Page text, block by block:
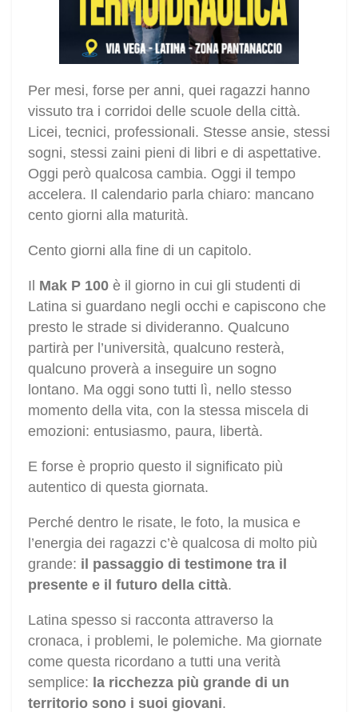
Per mesi, forse per anni, quei ragazzi hanno
vissuto tra i corridoi delle scuole della città.
Licei, tecnici, professionali. Stesse ansie, stessi
sogni, stessi zaini pieni di libri e di aspettative.
Oggi però qualcosa cambia. Oggi il tempo
accelera. Il calendario parla chiaro: mancano
cento giorni alla maturità.
Cento giorni alla fine di un capitolo.
Il Mak P 100 è il giorno in cui gli studenti di
Latina si guardano negli occhi e capiscono che
presto le strade si divideranno. Qualcuno
partirà per l’università, qualcuno resterà,
qualcuno proverà a inseguire un sogno
lontano. Ma oggi sono tutti lì, nello stesso
momento della vita, con la stessa miscela di
emozioni: entusiasmo, paura, libertà.
E forse è proprio questo il significato più
autentico di questa giornata.
Perché dentro le risate, le foto, la musica e
l’energia dei ragazzi c’è qualcosa di molto più
grande: il passaggio di testimone tra il
presente e il futuro della città.
Latina spesso si racconta attraverso la
cronaca, i problemi, le polemiche. Ma giornate
come questa ricordano a tutti una verità
semplice: la ricchezza più grande di un
territorio sono i suoi giovani.